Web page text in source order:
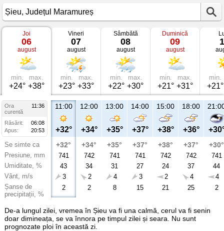
Vremea
Șieu
Județul
Maramureș
Joi
06
august
min.
+24°
max.
+38°
Vineri
07
august
min.
+23°
max.
+33°
Sâmbătă
08
august
min.
+22°
max.
+30°
Duminică
09
august
min.
+21°
max.
+31°
min.
+21°
Ora
11:36
curentă
Răsărit:
06:08
Apus:
20:53
Se simte ca
Presiune, mm
Umiditate, %
Vânt, m/s
Șanse de
precipitații, %
11:00
+32°
+32°
741
43
3
2
12:00
+34°
+34°
742
34
2
2
13:00
+35°
+35°
741
31
4
8
14:00
+37°
+37°
741
27
3
15
15:00
+38°
+38°
742
24
2
21
18:00
+36°
+37°
742
37
4
25
+30°
741
44
4
2
De-a lungul zilei, vremea în Șieu va fi una calmă, cerul va fi senin
doar dimineața, se va înnora pe timpul zilei și seara. Nu sunt
prognozate ploi în această zi.